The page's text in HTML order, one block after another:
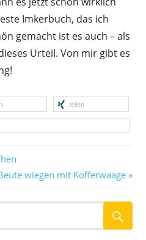
Imkerbuch, das ich
gemacht ist es auch – als
Urteil. Von mir gibt es
teilen
wiegen mit Kofferwaage